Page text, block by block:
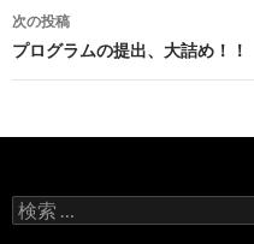
ゲ
シ
ン
次の投稿
プログラムの提出、大詰め！！
検
索